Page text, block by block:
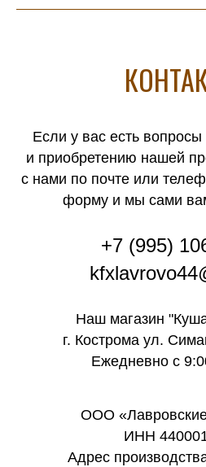
Если у вас есть вопросы
и приобретению нашей
с нами по почте или
форму и мы сами
+7 (995)
Наш магазин
г. Кострома ул.
Ежедневно с
ООО
ИНН
Адрес